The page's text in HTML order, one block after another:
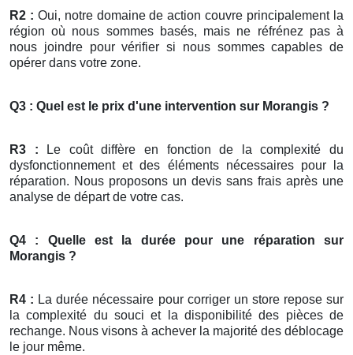
R2 : Oui, notre domaine de action couvre principalement la
région où nous sommes basés, mais ne réfrénez pas à
nous joindre pour vérifier si nous sommes capables de
opérer dans votre zone.
Q3 : Quel est le prix d'une intervention sur Morangis ?
R3 : Le coût diffère en fonction de la complexité du
dysfonctionnement et des éléments nécessaires pour la
réparation. Nous proposons un devis sans frais après une
analyse de départ de votre cas.
Q4 : Quelle est la durée pour une réparation sur
Morangis ?
R4 : La durée nécessaire pour corriger un store repose sur
la complexité du souci et la disponibilité des pièces de
rechange. Nous visons à achever la majorité des déblocage
le jour même.